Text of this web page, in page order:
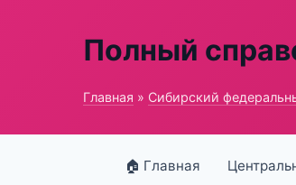
Полный
Главная » Сибирский
🏠 Главная